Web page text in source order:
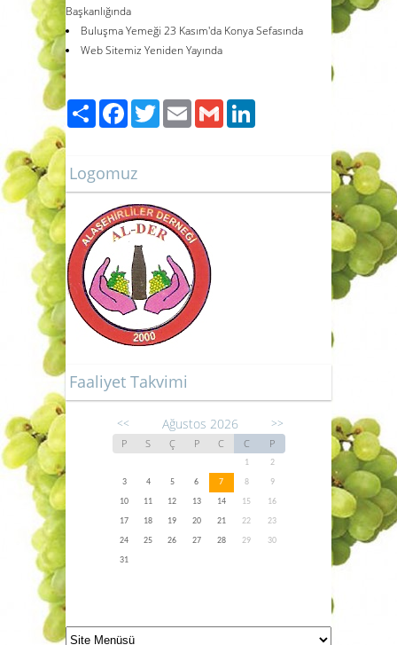
Başkanlığında
Buluşma Yemeği 23 Kasım'da Konya Sefasında
Web Sitemiz Yeniden Yayında
PaylaşFacebook
TwitterEmailGmail
Logomuz
Faaliyet Takvimi
<< Ağustos 2026 >>
P S Ç P C C P
1
2
3
4 5 6 7 8
9
10
11 12 13 14 15
16
17
18 19 20 21 22
23
24
25 26 27 28 29
30
31